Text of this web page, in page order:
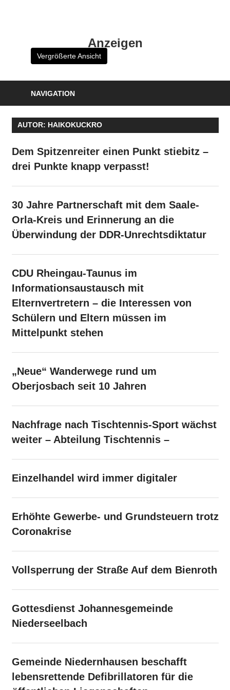
Anzeigen
Vergrößerte Ansicht
NAVIGATION
AUTOR: HAIKOKUCKRO
Dem Spitzenreiter einen Punkt stiebitz –
drei Punkte knapp verpasst!
30 Jahre Partnerschaft mit dem Saale-
Orla-Kreis und Erinnerung an die
Überwindung der DDR-Unrechtsdiktatur
CDU Rheingau-Taunus im
Informationsaustausch mit
Elternvertretern – die Interessen von
Schülern und Eltern müssen im
Mittelpunkt stehen
„Neue“ Wanderwege rund um
Oberjosbach seit 10 Jahren
Nachfrage nach Tischtennis-Sport wächst
weiter – Abteilung Tischtennis –
Einzelhandel wird immer digitaler
Erhöhte Gewerbe- und Grundsteuern trotz
Coronakrise
Vollsperrung der Straße Auf dem Bienroth
Gottesdienst Johannesgemeinde
Niederseelbach
Gemeinde Niedernhausen beschafft
lebensrettende Defibrillatoren für die